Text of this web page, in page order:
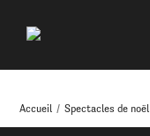
Accueil / Spectacles de noël